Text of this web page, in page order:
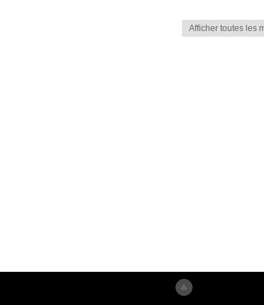
Afficher toutes les